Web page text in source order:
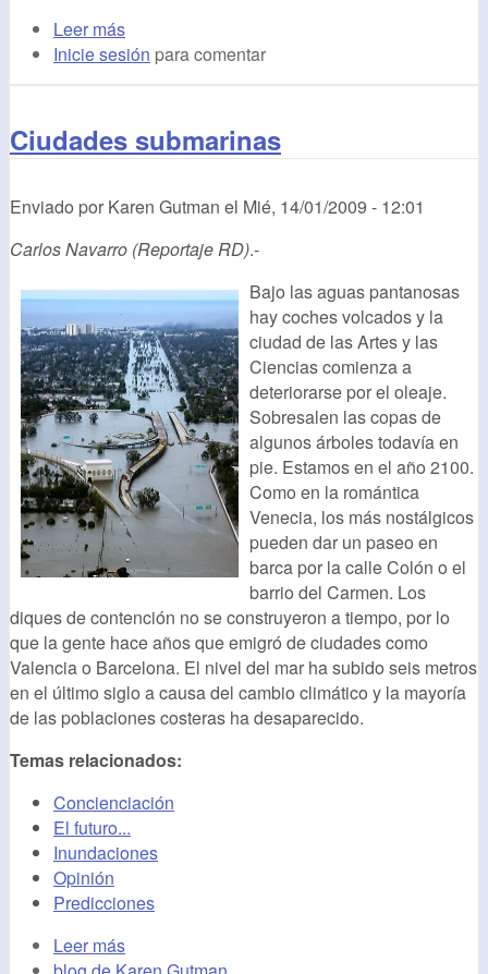
Leer más
Inicie sesión para comentar
Ciudades submarinas
Enviado por Karen Gutman el Mié, 14/01/2009 - 12:01
Carlos Navarro (Reportaje RD).-
Bajo las aguas pantanosas
hay coches volcados y la
ciudad de las Artes y las
Ciencias comienza a
deteriorarse por el oleaje.
Sobresalen las copas de
algunos árboles todavía en
pie. Estamos en el año 2100.
Como en la romántica
Venecia, los más nostálgicos
pueden dar un paseo en
barca por la calle Colón o el
barrio del Carmen. Los
diques de contención no se construyeron a tiempo, por lo
que la gente hace años que emigró de ciudades como
Valencia o Barcelona. El nivel del mar ha subido seis metros
en el último siglo a causa del cambio climático y la mayoría
de las poblaciones costeras ha desaparecido.
Temas relacionados:
Concienciación
El futuro...
Inundaciones
Opinión
Predicciones
Leer más